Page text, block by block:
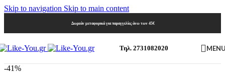
Skip to navigation Skip to main content
Δωρεάν μεταφορικά για παραγγελίες άνω των 45€
Τηλ. 2731082020
-41%